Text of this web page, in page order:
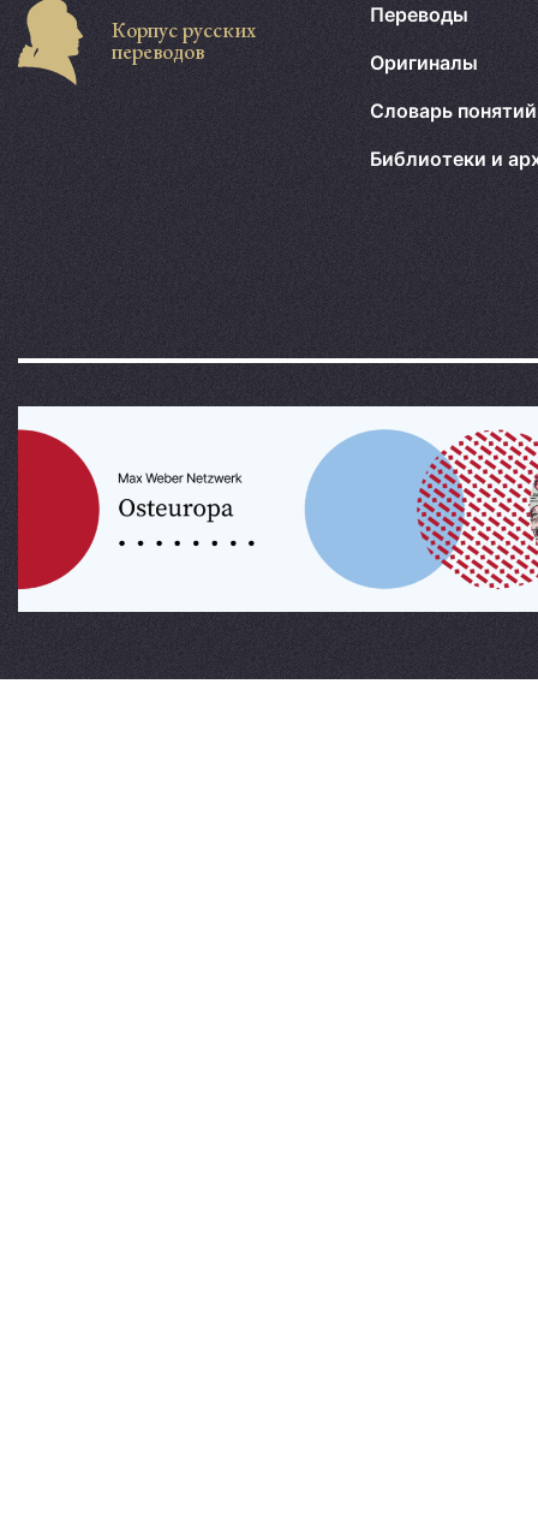
Корпус русских
переводов
Переводы
Оригиналы
Словарь понятий
Библиотеки и